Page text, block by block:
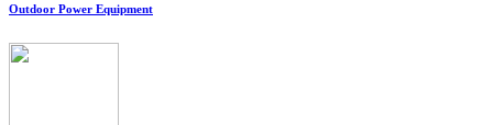
Outdoor Power Equipment